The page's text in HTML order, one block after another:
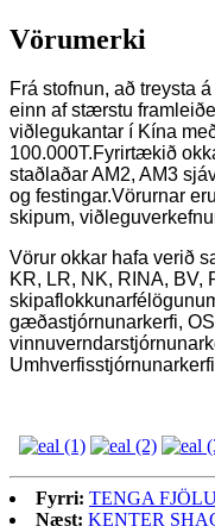
Vörumerki
Frá stofnun, að treysta
einn af stærstu
viðlegukantar í Kína
100.000T.Fyrirtækið
staðlaðar AM2, AM3
og festingar.Vörurnar
skipum,
Vörur okkar hafa verið
KR, LR, NK, RINA, BV,
gæðastjórnunarkerfi,
Fyrri: TENGA
Næst: KENTER